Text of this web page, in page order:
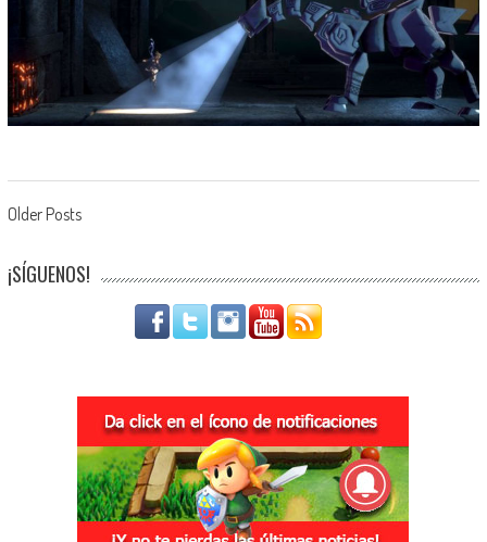
Navegación de entradas
Older Posts
¡SÍGUENOS!